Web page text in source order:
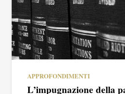
APPROFONDIMENTI
L’impugnazione della